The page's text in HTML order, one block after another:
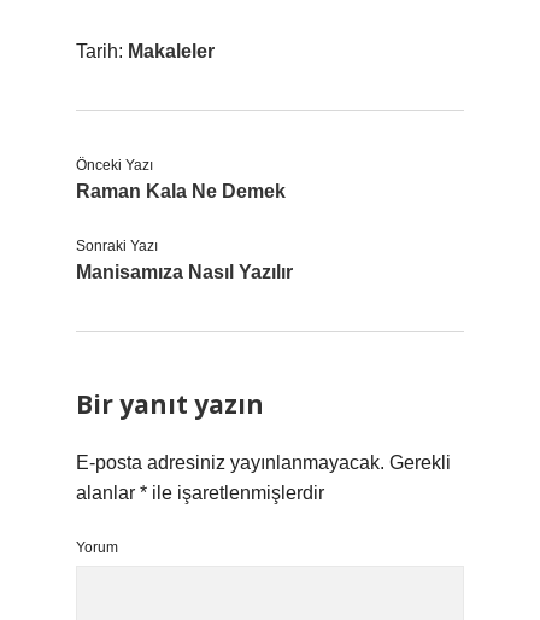
Tarih: Makaleler
Önceki Yazı
Raman Kala Ne Demek
Sonraki Yazı
Manisamıza Nasıl Yazılır
Bir yanıt yazın
E-posta adresiniz yayınlanmayacak. Gerekli
alanlar * ile işaretlenmişlerdir
Yorum